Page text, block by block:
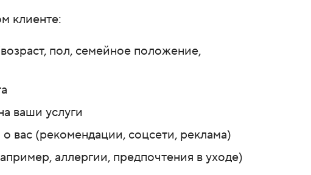
клиенте:
пол, семейное положение,
ваши услуги
вас (рекомендации, соцсети, реклама)
аллергии, предпочтения в уходе)